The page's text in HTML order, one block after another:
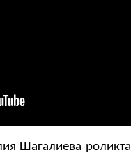
Шагалиева роликта